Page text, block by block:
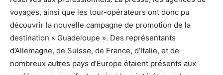
voyages, ainsi que les tour-opérateurs ont donc pu
découvrir la nouvelle campagne de promotion de la
destination « Guadeloupe ». Des représentants
d’Allemagne, de Suisse, de France, d’Italie, et de
nombreux autres pays d’Europe étaient présents aux